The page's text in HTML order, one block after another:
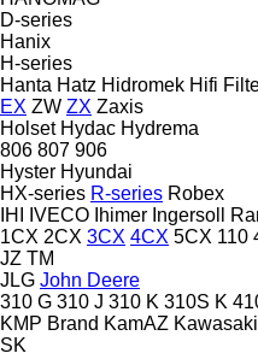
D-series
Hanix
H-series
Hanta Hatz Hidromek Hifi
EX ZW ZX Zaxis
Holset Hydac Hydrema
806 807 906
Hyster Hyundai
HX-series R-series Robex
IHI
IVECO Ihimer Ingersoll
1CX 2CX 3CX 4CX 5CX 110
JZ TM
JLG John Deere
310 G 310 J 310 K 310S K
KMP Brand KamAZ Kawasaki
SK